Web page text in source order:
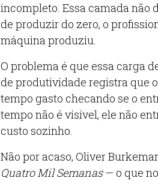
incompleto. Essa camada não
de produzir do zero, o
máquina produziu.
O problema é que essa carga
de produtividade registra que
tempo gasto checando se o
tempo não é visível, ele não
custo sozinho.
Não por acaso, Oliver
Quatro Mil Semanas— o que